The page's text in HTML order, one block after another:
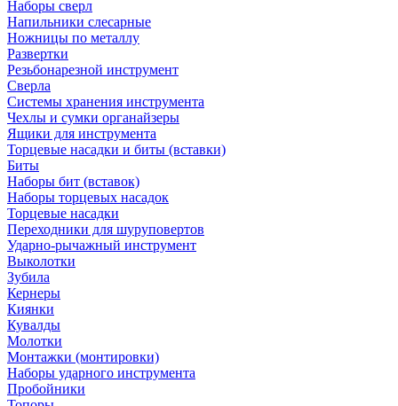
Наборы сверл
Напильники слесарные
Ножницы по металлу
Развертки
Резьбонарезной инструмент
Сверла
Системы хранения инструмента
Чехлы и сумки органайзеры
Ящики для инструмента
Торцевые насадки и биты (вставки)
Биты
Наборы бит (вставок)
Наборы торцевых насадок
Торцевые насадки
Переходники для шуруповертов
Ударно-рычажный инструмент
Выколотки
Зубила
Кернеры
Киянки
Кувалды
Молотки
Монтажки (монтировки)
Наборы ударного инструмента
Пробойники